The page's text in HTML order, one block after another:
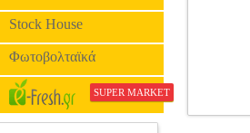
Stock House
Φωτοβολταϊκά
SUPER MARKET